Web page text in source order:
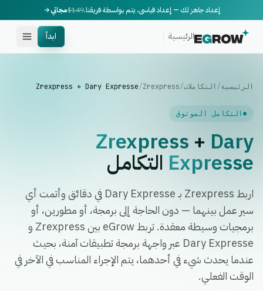
إعداد جاهز لك — إعداد قياسي، يتم بواسطة فريقنا.$149مجاني
الرئيسية ابدأ
الرئيسية/ التكاملات/
Zrexpress
/
Zrexpress + Dary Expresse
التكامل الموثوق
Zrexpress + Dary
Expresse التكامل
اربط Zrexpress بـ Dary Expresse في دقائق وأتمت أي
سير عمل بينهما — دون الحاجة إلى برمجة، أو مطورين، أو
برمجيات وسيطة معقدة. تربط eGrow بين Zrexpress و
Dary Expresse عبر واجهة برمجة تطبيقات آمنة، بحيث
عندما يحدث شيء في أحدهما، يتم الإجراء المناسب في الآخر في
الوقت الفعلي.